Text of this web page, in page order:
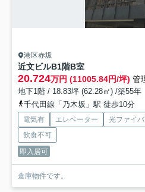
港区赤坂
近文ビルB1階B室
20.724万円 (11005.84円/坪) 管
地下1階 / 18.83坪 (62.28㎡) /築55年
千代田線「乃木坂」駅 徒歩10分
電気有 エレベーター 光ファイ
飲食不可
即入居可
倉庫物件です。